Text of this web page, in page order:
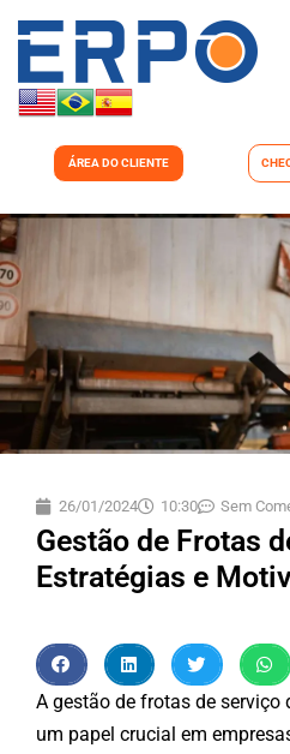
ÁREA DO CLIENTE
26/01/2024 10:30 Sem
Gestão de Frotas
Estratégias e
A gestão de frotas de serviço
um papel crucial em